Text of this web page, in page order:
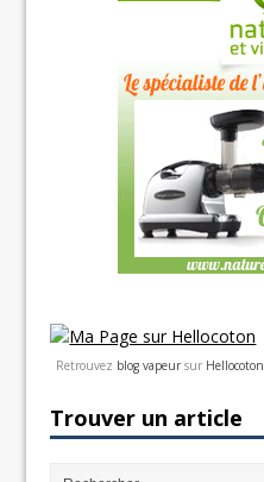
Retrouvez blog vapeur sur Hellocoton
Trouver un article